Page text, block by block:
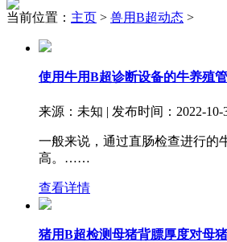
当前位置： 主页 > 兽用B超动态 >
使用牛用B超诊断设备的牛养殖
来源：未知 | 发布时间：2022-10-
一般来说，通过直肠检查进行的
高。……
查看详情
猪用B超检测母猪背膘厚度对母